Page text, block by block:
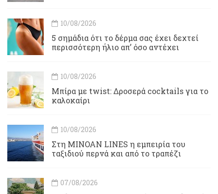
10/08/2026
5 σημάδια ότι το δέρμα σας έχει δεχτεί
περισσότερη ήλιο απ’ όσο αντέχει
10/08/2026
Μπίρα με twist: Δροσερά cocktails για το
καλοκαίρι
10/08/2026
Στη MINOAN LINES η εμπειρία του
ταξιδιού περνά και από το τραπέζι
07/08/2026